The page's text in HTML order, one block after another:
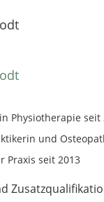
Physiotherapie seit
und
Praxis seit 2013